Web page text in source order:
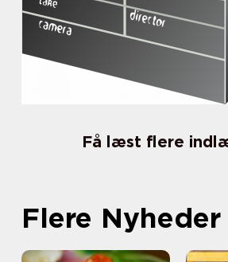
Få læst flere
Flere Nyheder